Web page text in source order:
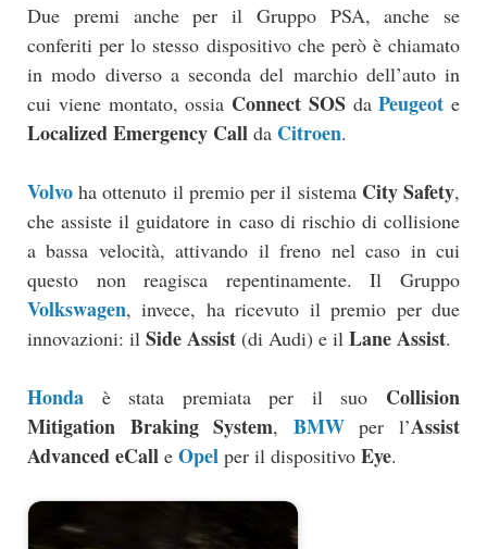
Due premi anche per il Gruppo PSA, anche se
conferiti per lo stesso dispositivo che però è chiamato
in modo diverso a seconda del marchio dell’auto in
cui viene montato, ossia Connect SOSdaPeugeot e
Localized Emergency Call da Citroen.
Volvo ha ottenuto il premio per il sistema City Safety,
che assiste il guidatore in caso di rischio di collisione
a bassa velocità, attivando il freno nel caso in cui
questo non reagisca repentinamente. Il Gruppo
Volkswagen, invece, ha ricevuto il premio per due
innovazioni: il Side Assist (di Audi) e il Lane Assist.
Honda è stata premiata per il suo Collision
Mitigation Braking System, BMWper l’Assist
Advanced eCall e Opel per il dispositivo Eye.